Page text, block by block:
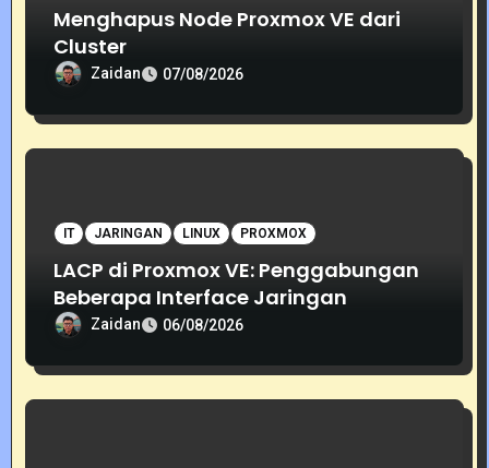
Menghapus Node Proxmox VE dari
Cluster
Zaidan 07/08/2026
IT JARINGAN LINUX PROXMOX
LACP di Proxmox VE: Penggabungan
Beberapa Interface Jaringan
Zaidan 06/08/2026